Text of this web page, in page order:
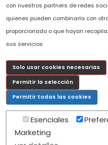
puesto a su disposición en la web.
cosmov@cosmov.es
Copyright 2026 COSMOV. |
con nuestros partners de redes
quienes pueden combinarla con
proporcionado o que hayan
sus servicios
Solo usar cookies necesarias
Permitir la selección
Permitir todas las cookies
Esenciales
Marketing